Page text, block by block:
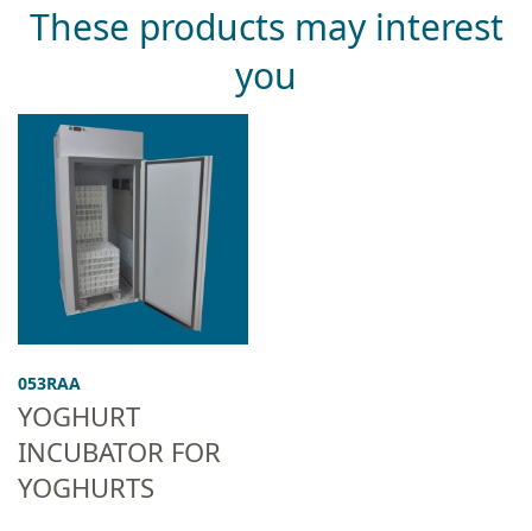
These products may interest
you
053RAA
YOGHURT
INCUBATOR FOR
YOGHURTS